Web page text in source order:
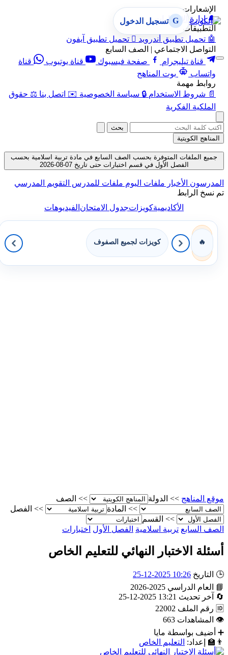
الإشعارات
🔔 إدارة الإشعارات
التطبيقات
🤖 تحميل تطبيق أندرويد  تحميل تطبيق آيفون
التواصل الاجتماعي | الصف السابع
قناة تيليجرام
صفحة فيسبوك قناة يوتيوب
قناة
واتساب
بوت المناهج
روابط مهمة
📄 شروط الاستخدام 🔒 سياسة الخصوصية ✉️ اتصل بنا ⚖️ حقوق
الملكية الفكرية
G تسجيل الدخول
بحث
المناهج الكويتية
جميع الملفات المتوفرة بحسب الصف السابع في مادة تربية اسلامية بحسب
الفصل الأول في قسم اختبارات حتى تاريخ 07-08-2026
المدرسون الأخبار ملفات اليوم ملفات للمدرس التقويم المدرسي
تم نسخ الرابط
الأكاديميةكويزاتجدول الامتحانالفيديوهات
🔥 كويزات لجميع الصفوف
موقع المناهج >> الدولة >>
الصف
>>
المادة >>
الفصل
>>
القسم
الصف السابع تربية اسلامية الفصل الأول اختبارات
أسئلة الاختبار النهائي للتعليم الخاص
🕒 التاريخ 10:26 2025-12-25
📘
العام الدراسي 2025-2026
🔄
آخر تحديث 13:21 2025-12-25
🆔 رقم الملف 22002
👁
المشاهدات 663
➕
أضيف بواسطة مايا
👨‍🏫
إعداد: التعليم الخاص